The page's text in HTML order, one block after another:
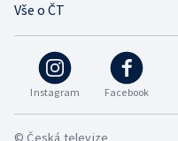
Instagram Facebook
Vše o ČT
© Česká televize